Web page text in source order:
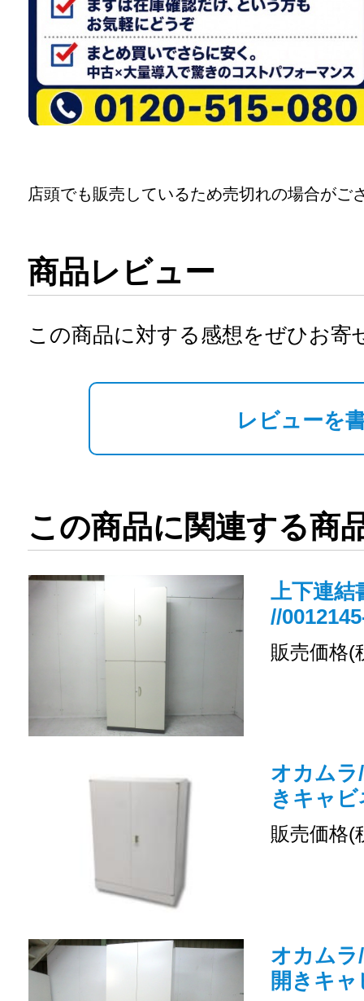
店頭でも販売しているため売切れの場合がご
商品レビュー
この商品に対する感想をぜひお寄
レビューを
この商品に関連する商
上下連結
//
販売価格(
オカムラ
きキャ
販売価格(
オカムラ
開きキ